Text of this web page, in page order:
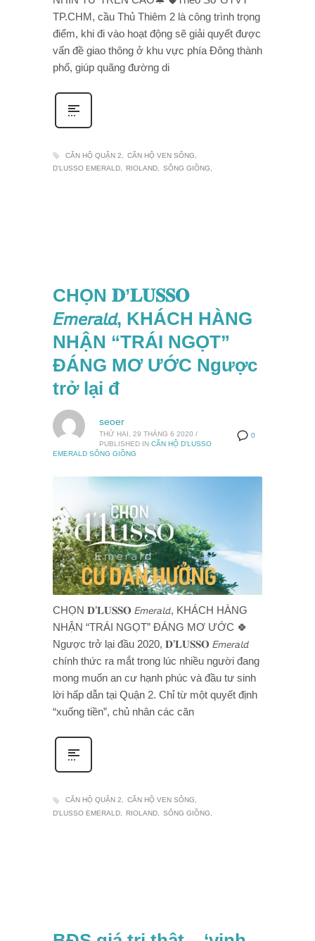
TP.CHM, cầu Thủ Thiêm 2 là công trình trọng
điểm, khi đi vào hoạt động sẽ giải quyết được
vấn đề giao thông ở khu vực phía Đông thành
phố, giúp quãng đường di
CĂN HỘ QUẬN 2
CĂN HỘ VEN SÔNG
D'LUSSO EMERALD
RIOLAND SÔNG GIỒNG
CHỌN 𝐃’𝐋𝐔𝐒𝐒𝐎
𝘌𝘮𝘦𝘳𝘢𝘭𝘥, KHÁCH HÀNG
NHẬN “TRÁI NGỌT”
ĐÁNG MƠ ƯỚC Ngược
trở lại đ
0
seoer
THỨ HAI, 29 THÁNG 6 2020 /
PUBLISHED IN CĂN HỘ D'LUSSO
EMERALD SÔNG GIỒNG
CHỌN 𝐃’𝐋𝐔𝐒𝐒𝐎 𝘌𝘮𝘦𝘳𝘢𝘭𝘥, KHÁCH HÀNG
NHẬN “TRÁI NGỌT” ĐÁNG MƠ ƯỚC 🍀
Ngược trở lại đầu 2020, 𝐃’𝐋𝐔𝐒𝐒𝐎 𝘌𝘮𝘦𝘳𝘢𝘭𝘥
chính thức ra mắt trong lúc nhiều người đang
mong muốn an cư hạnh phúc và đầu tư sinh
lời hấp dẫn tại Quận 2. Chỉ từ một quyết định
“xuống tiền”, chủ nhân các căn
CĂN HỘ QUẬN 2
CĂN HỘ VEN SÔNG
D'LUSSO EMERALD
RIOLAND SÔNG GIỒNG